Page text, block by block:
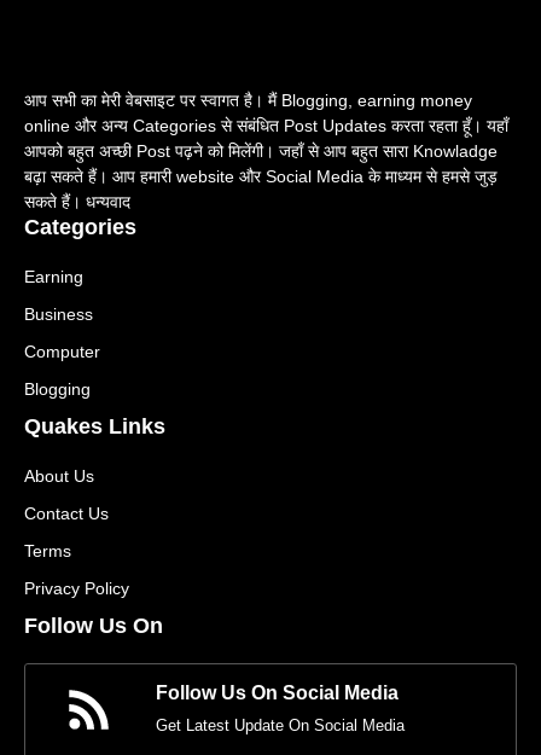
आप सभी का मेरी वेबसाइट पर स्वागत है। मैं Blogging, earning money
online और अन्य Categories से संबंधित Post Updates करता रहता हूँ। यहाँ
आपको बहुत अच्छी Post पढ़ने को मिलेंगी। जहाँ से आप बहुत सारा Knowladge
बढ़ा सकते हैं। आप हमारी website और Social Media के माध्यम से हमसे जुड़
सकते हैं। धन्यवाद
Categories
Earning
Business
Computer
Blogging
Quakes Links
About Us
Contact Us
Terms
Privacy Policy
Follow Us On
Follow Us On Social Media
Get Latest Update On Social Media